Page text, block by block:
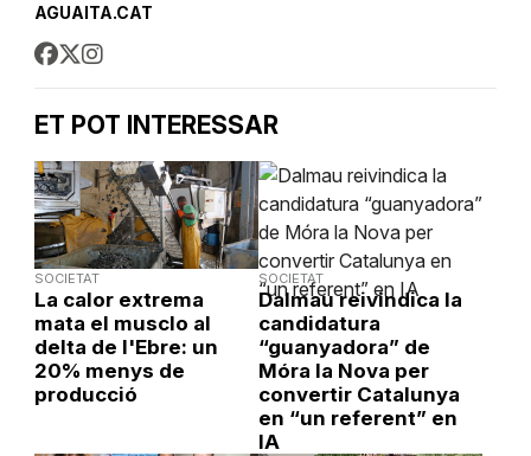
AGUAITA.CAT
ET POT INTERESSAR
SOCIETAT
La calor extrema
mata el musclo al
delta de l'Ebre: un
20% menys de
producció
SOCIETAT
Dalmau reivindica la
candidatura
“guanyadora” de
Móra la Nova per
convertir Catalunya
en “un referent” en
IA